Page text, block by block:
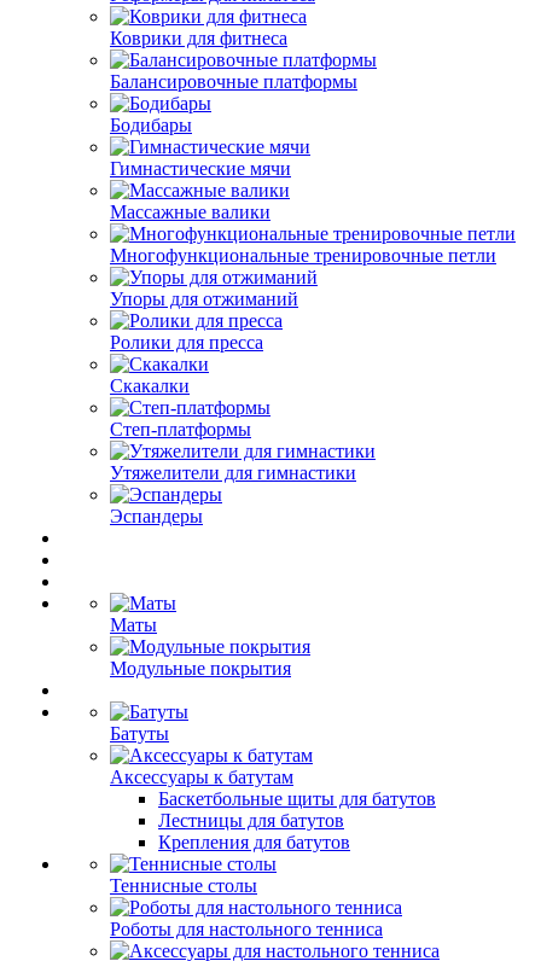
Коврики для фитнеса
Балансировочные платформы
Бодибары
Гимнастические мячи
Массажные валики
Многофункциональные тренировочные петли
Упоры для отжиманий
Ролики для пресса
Скакалки
Степ-платформы
Утяжелители для гимнастики
Эспандеры
Маты
Модульные покрытия
Батуты
Аксессуары к батутам
Баскетбольные щиты для батутов
Лестницы для батутов
Крепления для батутов
Теннисные столы
Роботы для настольного тенниса